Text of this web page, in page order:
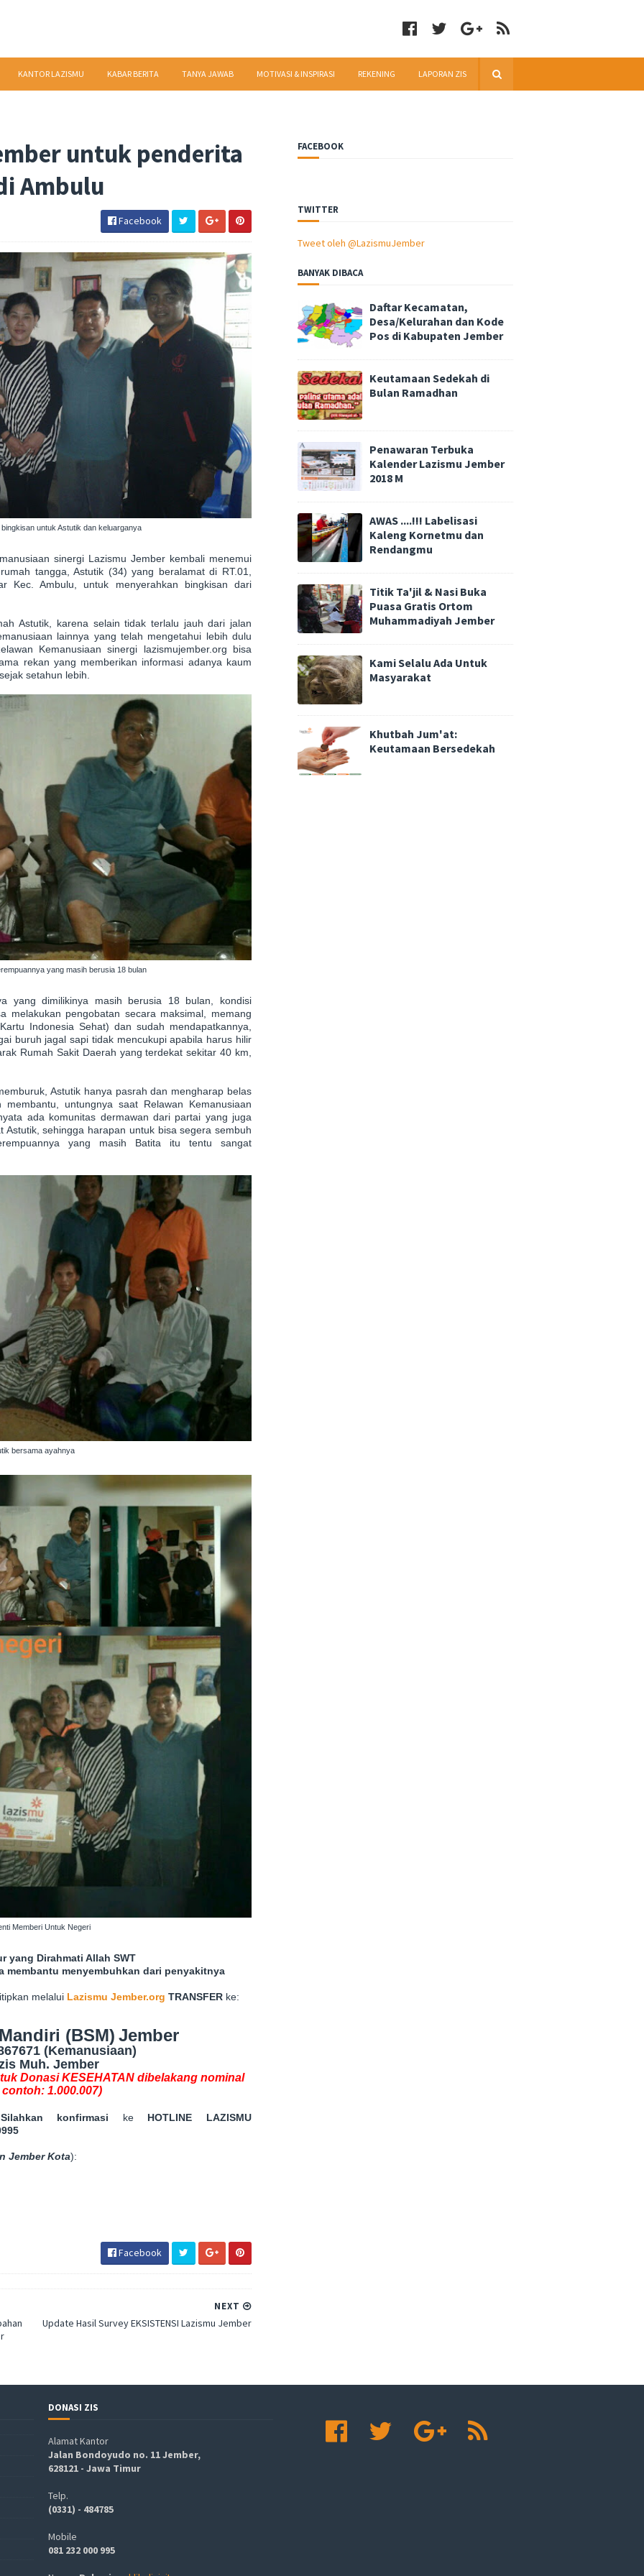
KANTOR LAZISMU KABAR BERITA TANYA JAWAB MOTIVASI & INSPIRASI REKENING LAPORAN ZIS
untuk penderita
Ambulu
Facebook
untuk Astutik dan keluarganya
sinergi Lazismu Jember kembali menemui
tangga, Astutik (34) yang beralamat di RT.01,
Kec. Ambulu, untuk menyerahkan bingkisan dari
Astutik, karena selain tidak terlalu jauh dari jalan
lainnya yang telah mengetahui lebih dulu
Kemanusiaan sinergi lazismujember.org bisa
rekan yang memberikan informasi adanya kaum
setahun lebih.
yang masih berusia 18 bulan
yang dimilikinya masih berusia 18 bulan, kondisi
melakukan pengobatan secara maksimal, memang
Indonesia Sehat) dan sudah mendapatkannya,
buruh jagal sapi tidak mencukupi apabila harus hilir
Rumah Sakit Daerah yang terdekat sekitar 40 km,
Astutik hanya pasrah dan mengharap belas
untungnya saat Relawan Kemanusiaan
ada komunitas dermawan dari partai yang juga
sehingga harapan untuk bisa segera sembuh
yang masih Batita itu tentu sangat
bersama ayahnya
Memberi Untuk Negeri
yang Dirahmati Allah SWT
menyembuhkan dari penyakitnya
melalui Lazismu Jember.org TRANSFER ke:
(BSM) Jember
(Kemanusiaan)
Muh. Jember
Donasi KESEHATAN dibelakang nominal
1.000.007)
Silahkan konfirmasi ke HOTLINE LAZISMU
Jember Kota):
Facebook
NEXT
Update Hasil Survey EKSISTENSI Lazismu Jember
FACEBOOK
TWITTER
Tweet oleh @LazismuJember
BANYAK DIBACA
Daftar Kecamatan,
Desa/Kelurahan dan Kode
Pos di Kabupaten Jember
Keutamaan Sedekah di
Bulan Ramadhan
Penawaran Terbuka
Kalender Lazismu Jember
2018 M
AWAS ....!!! Labelisasi
Kaleng Kornetmu dan
Rendangmu
Titik Ta'jil & Nasi Buka
Puasa Gratis Ortom
Muhammadiyah Jember
Kami Selalu Ada Untuk
Masyarakat
Khutbah Jum'at:
Keutamaan Bersedekah
DONASI ZIS
Alamat Kantor
Jalan Bondoyudo no. 11 Jember,
628121 - Jawa Timur
Telp.
(0331) - 484785
Mobile
081 232 000 995